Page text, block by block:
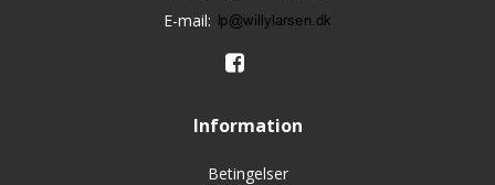
E-mail:
Information
Betingelser